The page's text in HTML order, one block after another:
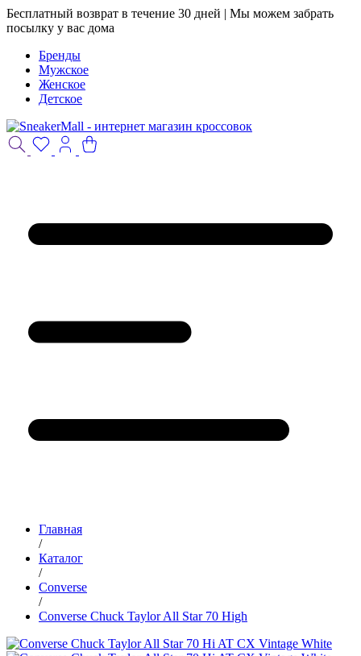
Бесплатный возврат в течение 30 дней | Мы можем забрать
посылку у вас дома
Бренды
Мужское
Женское
Детское
Главная
/
Каталог
/
Converse
/
Converse Chuck Taylor All Star 70 High